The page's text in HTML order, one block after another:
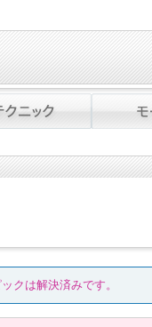
クは解決済みです。